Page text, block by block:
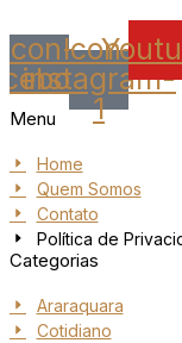
Icon-Icon-
instagram-
1
Menu
Home
Quem Somos
Contato
Política de
Categorias
Araraquara
Cotidiano